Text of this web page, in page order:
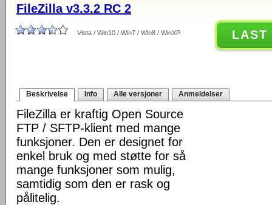
FileZilla v3.3.2 RC 2
Vista / Win10 / Win7 / Win8 / WinXP LAST
Beskrivelse Info Alle versjoner Anmeldelser
FileZilla er kraftig Open Source
FTP / SFTP-klient med mange
funksjoner. Den er designet for
enkel bruk og med støtte for så
mange funksjoner som mulig,
samtidig som den er rask og
pålitelig.